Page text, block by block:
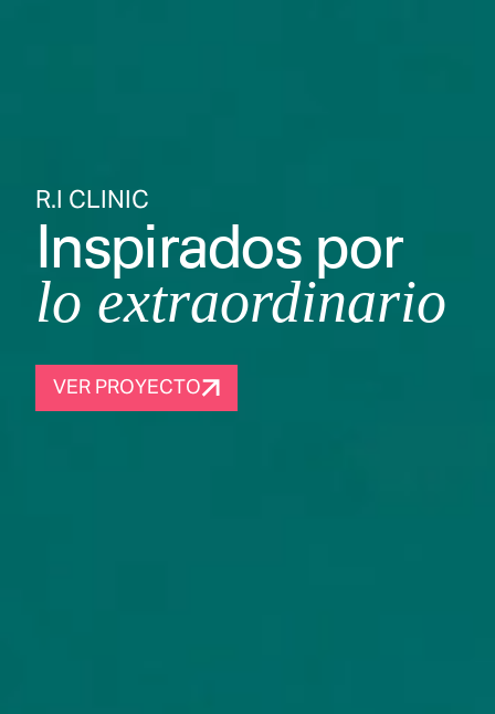
R.I CLINIC
Inspirados por
lo extraordinario
VER PROYECTO